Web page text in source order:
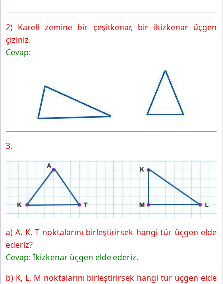
2) Kareli zemine bir çeşitkenar, bir ikizkenar üçgen
çiziniz.
Cevap:
3.
a) A, K, T noktalarını birleştirirsek hangi tür üçgen elde
ederiz?
Cevap: İkizkenar üçgen elde ederiz.
b) K, L, M noktalarını birleştirirsek hangi tür üçgen elde